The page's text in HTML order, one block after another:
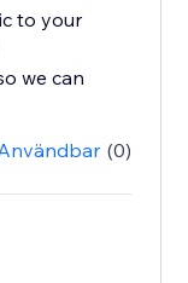
to your
we can
(0)